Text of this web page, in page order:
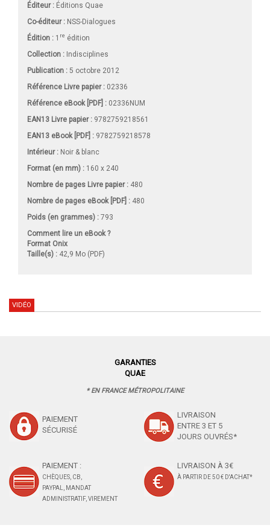
Éditeur : Éditions Quae
Co-éditeur : NSS-Dialogues
Édition : 1 re édition
Collection : Indisciplines
Publication : 5 octobre 2012
Référence Livre papier : 02336
Référence eBook [PDF] : 02336NUM
EAN13 Livre papier : 9782759218561
EAN13 eBook [PDF] : 9782759218578
Intérieur : Noir & blanc
Format (en mm) : 160 x 240
Nombre de pages Livre papier: 480
Nombre de pages eBook [PDF] : 480
Poids (en grammes) : 793
Comment lire un eBook ?
Format Onix
Taille(s) : 42,9 Mo (PDF)
VIDÉO
GARANTIES
QUAE
* EN FRANCE MÉTROPOLITAINE
PAIEMENT
SÉCURISÉ
LIVRAISON
ENTRE 3 ET 5
JOURS OUVRÉS*
PAIEMENT :
CHÈQUES, CB,
PAYPAL, MANDAT
ADMINISTRATIF, VIREMENT
LIVRAISON À 3€
À PARTIR DE 50 € D'ACHAT*